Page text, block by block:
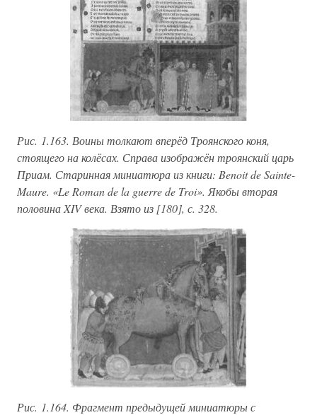
Рис. 1.163. Воины толкают вперёд Троянского коня,
стоящего на колёсах. Справа изображён троянский царь
Приам. Старинная миниатюра из книги: Benoit de Sainte-
Maure. «Le Roman de la guerre de Troi». Якобы вторая
половина XIV века. Взято из [180], с. 328.
Рис. 1.164. Фрагмент предыдущей миниатюры с